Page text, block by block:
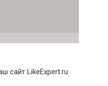
сайт LikeExpert.ru